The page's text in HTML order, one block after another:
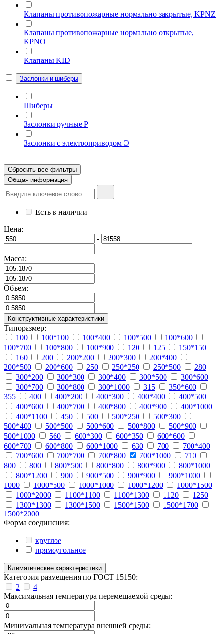
Клапаны противопожарные нормально закрытые, KPNZ
Клапаны противопожарные нормально открытые,
KPNO
Клапаны KID
Заслонки и шиберы
Шиберы
Заслонки ручные Р
Заслонки с электроприводом Э
Сбросить все фильтры
Общая информация
Есть в наличии
Цена:
-
Масса:
Объем:
Конструктивные характеристики
Типоразмер:
100
100*100 100*400 100*500
100*600
100*700
100*800 100*900 120 125
150*150
160
200 200*200 200*300
200*400
200*500
200*600 250 250*250 250*500
280
300*200
300*300 300*400 300*500
300*600
300*700
300*800 300*1000 315
350*600
355
400 400*200 400*300 400*400
400*500
400*600
400*700 400*800 400*900
400*1000
400*1100
450 500 500*250
500*300
500*400
500*500 500*600 500*800
500*900
500*1000
560 600*300 600*350
600*600
600*700
600*800 600*1000 630 700
700*400
700*600
700*700 700*800 700*1000
710
800
800 800*500 800*800 800*900
800*1000
800*1200
900 900*500 900*900
900*1000
1000
1000*500 1000*1000 1000*1200
1000*1500
1000*2000
1100*1100 1100*1300 1120
1250
1300*1300
1300*1500 1500*1500
1500*1700
1500*2000
Форма соединения:
круглое
прямоугольное
Климатические характеристики
Категория размещения по ГОСТ 15150:
2
4
Максимальная температура перемещаемой среды:
Минимальная температура внешней среды: